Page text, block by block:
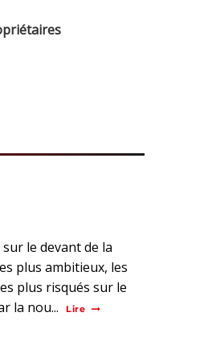
le devant de la
plus ambitieux, les
plus risqués sur le
la nou...
Lire